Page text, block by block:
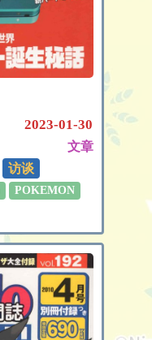
2023-01-30
文章
访谈
POKEMON